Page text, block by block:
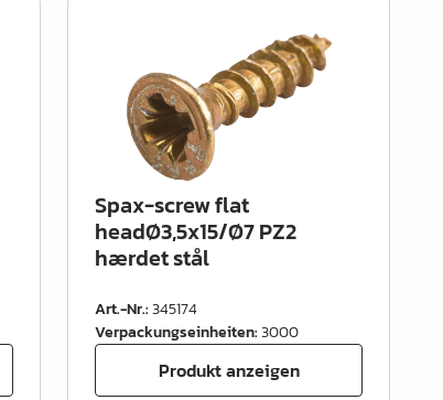
Spax-screw flat
headØ3,5x15/Ø7 PZ2
hærdet stål
Art.-Nr.:345174
Verpackungseinheiten:3000
Produkt anzeigen